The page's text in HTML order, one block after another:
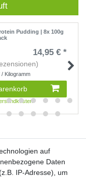
Pudding | 8x 100g
14,95 € *
/ Kilogramm
auf
Daten
IP-Adresse), um
auf
Daten
IP-Adresse), um